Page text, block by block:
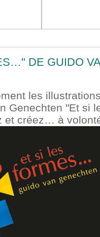
DE GUIDO
les
Genechten "Et si
et créez… à